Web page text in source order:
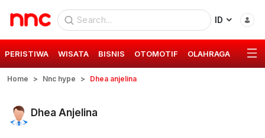
ID
PERISTIWA WISATA BISNIS OTOMOTIF OLAHRAGA GAYA
Home Nnc hype Dhea anjelina
Dhea Anjelina